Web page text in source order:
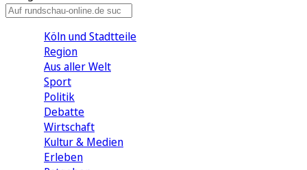
Köln und Stadtteile
Region
Aus aller Welt
Sport
Politik
Debatte
Wirtschaft
Kultur & Medien
Erleben